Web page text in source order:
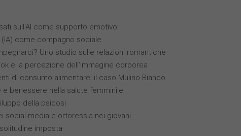
sull'AI come supporto emotivo
come compagno sociale
Uno studio sulle relazioni romantiche
e la percezione dell'immagine corporea
di consumo alimentare: il caso Mulino Bianco
benessere nella salute femminile
della psicosi
social media e ortoressia nei giovani
imposta